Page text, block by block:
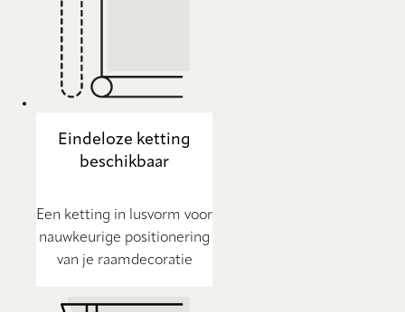
Eindeloze ketting
beschikbaar
Een ketting in lusvorm voor
nauwkeurige positionering
van je raamdecoratie